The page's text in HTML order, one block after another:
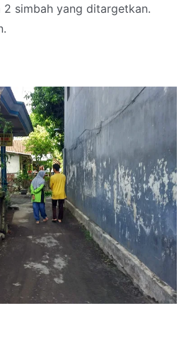
simbah yang ditargetkan.